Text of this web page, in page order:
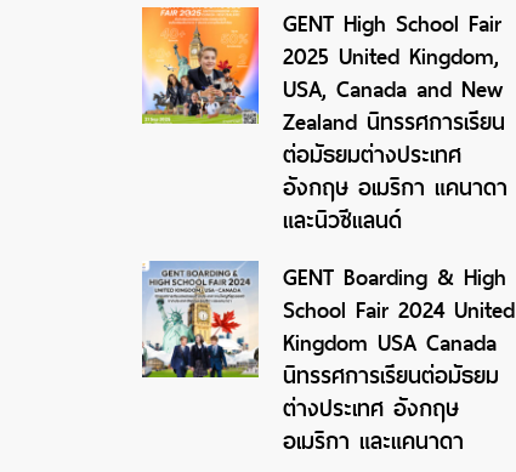
GENT High School Fair
2025 United Kingdom,
USA, Canada and New
Zealand นิทรรศการเรียน
ต่อมัธยมต่างประเทศ
อังกฤษ อเมริกา แคนาดา
และนิวซีแลนด์
GENT Boarding & High
School Fair 2024 United
Kingdom USA Canada
นิทรรศการเรียนต่อมัธยม
ต่างประเทศ อังกฤษ
อเมริกา และแคนาดา